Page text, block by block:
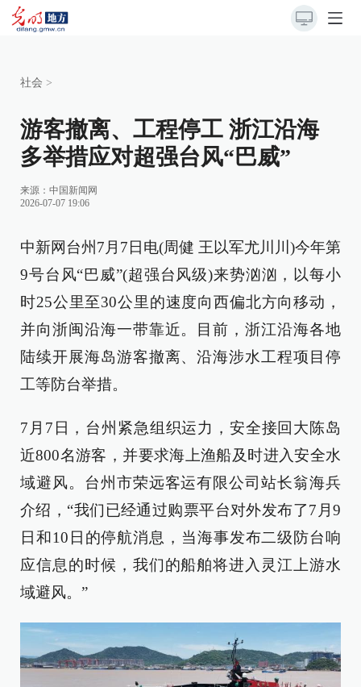
社会 >
游客撤离、工程停工 浙江沿海
多举措应对超强台风“巴威”
来源： 中国新闻网
2026-07-07 19:06
中新网台州7月7日电(周健 王以军尤川川)今年第
9号台风“巴威”(超强台风级)来势汹汹，以每小
时25公里至30公里的速度向西偏北方向移动，
并向浙闽沿海一带靠近。目前，浙江沿海各地
陆续开展海岛游客撤离、沿海涉水工程项目停
工等防台举措。
7月7日，台州紧急组织运力，安全接回大陈岛
近800名游客，并要求海上渔船及时进入安全水
域避风。台州市荣远客运有限公司站长翁海兵
介绍，“我们已经通过购票平台对外发布了7月9
日和10日的停航消息，当海事发布二级防台响
应信息的时候，我们的船舶将进入灵江上游水
域避风。”